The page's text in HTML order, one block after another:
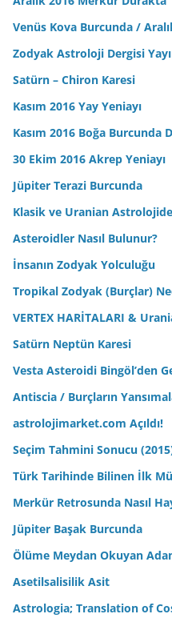
Venüs Kova Burcunda /
Zodyak Astroloji Dergisi
Satürn – Chiron Karesi
Kasım 2016 Yay Yeniayı
Kasım 2016 Boğa Burcunda
30 Ekim 2016 Akrep Yeniayı
Jüpiter Terazi Burcunda
Klasik ve Uranian
Asteroidler Nasıl Bulunur?
İnsanın Zodyak Yolculuğu
Tropikal Zodyak (Burçlar)
VERTEX HARİTALARI &
Satürn Neptün Karesi
Vesta Asteroidi Bingöl’den
Antiscia / Burçların
astrolojimarket.com Açıldı!
Seçim Tahmini Sonucu
Türk Tarihinde Bilinen İlk
Merkür Retrosunda Nasıl
Jüpiter Başak Burcunda
Ölüme Meydan Okuyan
Asetilsalisilik Asit
Astrologia; Translation of